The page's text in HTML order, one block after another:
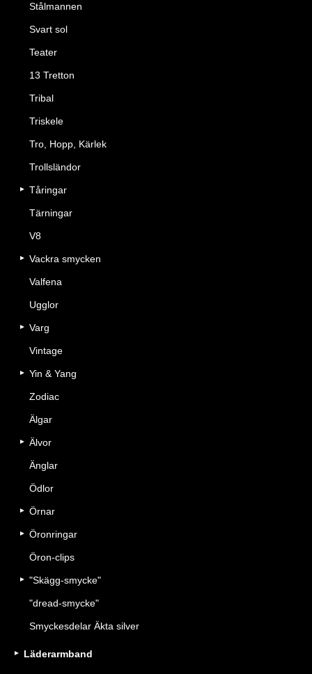
Stålmannen
Svart sol
Teater
13 Tretton
Tribal
Triskele
Tro, Hopp, Kärlek
Trollsländor
Tåringar
Tärningar
V8
Vackra smycken
Valfena
Ugglor
Varg
Vintage
Yin & Yang
Zodiac
Älgar
Älvor
Änglar
Ödlor
Örnar
Öronringar
Öron-clips
"Skägg-smycke"
"dread-smycke"
Smyckesdelar Äkta silver
Läderarmband